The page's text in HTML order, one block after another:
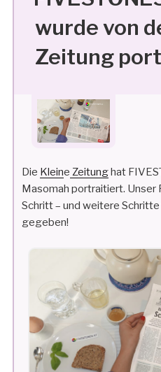
wurde von
Zeitung
Die Kleine Zeitunghat
Masomah portraitiert. Unser
Schritt – und weitere
gegeben!